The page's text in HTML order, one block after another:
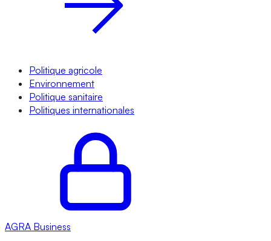
Politique agricole
Environnement
Politique sanitaire
Politiques internationales
AGRA Business